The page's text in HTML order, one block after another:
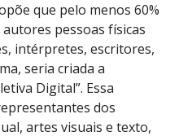
que pelo menos 60%
pessoas físicas
intérpretes, escritores,
seria criada a
Digital”. Essa
dos
artes visuais e texto,